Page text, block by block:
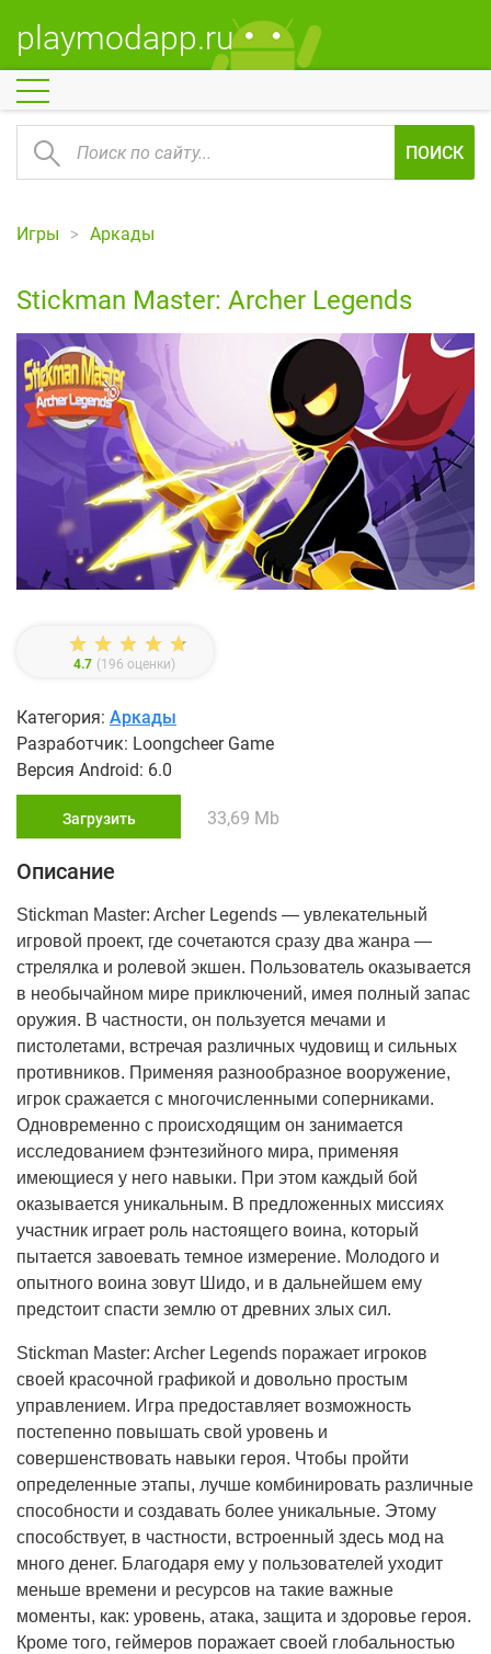
playmodapp.ru
ПОИСК
Игры Аркады
Stickman Master: Archer Legends
4.7 (196 оценки)
Категория: Аркады
Разработчик: Loongcheer Game
Версия Android: 6.0
Загрузить 33,69 Mb
Описание
Stickman Master: Archer Legends — увлекательный
игровой проект, где сочетаются сразу два жанра —
стрелялка и ролевой экшен. Пользователь оказывается
в необычайном мире приключений, имея полный запас
оружия. В частности, он пользуется мечами и
пистолетами, встречая различных чудовищ и сильных
противников. Применяя разнообразное вооружение,
игрок сражается с многочисленными соперниками.
Одновременно с происходящим он занимается
исследованием фэнтезийного мира, применяя
имеющиеся у него навыки. При этом каждый бой
оказывается уникальным. В предложенных миссиях
участник играет роль настоящего воина, который
пытается завоевать темное измерение. Молодого и
опытного воина зовут Шидо, и в дальнейшем ему
предстоит спасти землю от древних злых сил.
Stickman Master: Archer Legends поражает игроков
своей красочной графикой и довольно простым
управлением. Игра предоставляет возможность
постепенно повышать свой уровень и
совершенствовать навыки героя. Чтобы пройти
определенные этапы, лучше комбинировать различные
способности и создавать более уникальные. Этому
способствует, в частности, встроенный здесь мод на
много денег. Благодаря ему у пользователей уходит
меньше времени и ресурсов на такие важные
моменты, как: уровень, атака, защита и здоровье героя.
Кроме того, геймеров поражает своей глобальностью